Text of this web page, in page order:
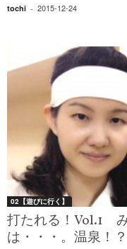
tochi - 2015-12-24
02【遊びに行く】
打たれる！Vol.1
は・・・。温泉！？